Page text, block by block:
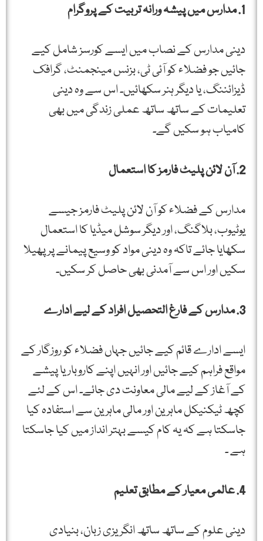
1. مدارس میں پیشہ ورانہ تربیت کے پروگرام
دینی مدارس کے نصاب میں ایسے کورسز شامل کیے
جائیں جو فضلاء کو آئی ٹی، بزنس مینجمنٹ، گرافک
ڈیزائننگ، یا دیگر ہنر سکھائیں۔ اس سے وہ دینی
تعلیمات کے ساتھ ساتھ عملی زندگی میں بھی
کامیاب ہو سکیں گے۔
2. آن لائن پلیٹ فارمز کا استعمال
مدارس کے فضلاء کو آن لائن پلیٹ فارمز جیسے
یوٹیوب، بلاگنگ، اور دیگر سوشل میڈیا کا استعمال
سکھایا جائے تاکہ وہ دینی مواد کو وسیع پیمانے پر پھیلا
سکیں اور اس سے آمدنی بھی حاصل کر سکیں۔
3. مدارس کے فارغ التحصیل افراد کے لیے ادارے
ایسے ادارے قائم کیے جائیں جہاں فضلاء کو روزگار کے
مواقع فراہم کیے جائیں اور انہیں اپنے کاروبار یا پیشے
کے آغاز کے لیے مالی معاونت دی جائے۔ اس کے لئے
کچھ ٹیکنیکل ماہرین اور مالی ماہرین سے استفادہ کیا
جاسکتا ہے کہ یہ کام کیسے بہتر انداز میں کیا جاسکتا
ہے ۔
4. عالمی معیار کے مطابق تعلیم
دینی علوم کے ساتھ ساتھ انگریزی زبان، بنیادی